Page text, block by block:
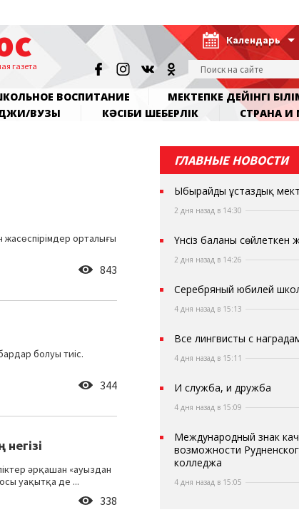
газета
Календарь
ВОСПИТАНИЕ МЕКТЕПКЕ ДЕЙІНГІ
ВУЗЫ КӘСІБИ ШЕБЕРЛІК СТРАНА И
жасөспірімдер орталығы
843
болуы тиіс.
344
әрқашан «ауыздан
уақытқа де ...
338
ГЛАВНЫЕ НОВОСТИ
Ыбырайдың ұстаздық
2 дня назад в 14:30
Үнсіз баланы сөйлеткен
2 дня назад в 14:26
Серебряный юбилей
4 дня назад в 15:13
Все лингвисты с
4 дня назад в 15:11
И служба, и дружба
4 дня назад в 15:09
Международный знак
возможности
колледжа
4 дня назад в 15:05